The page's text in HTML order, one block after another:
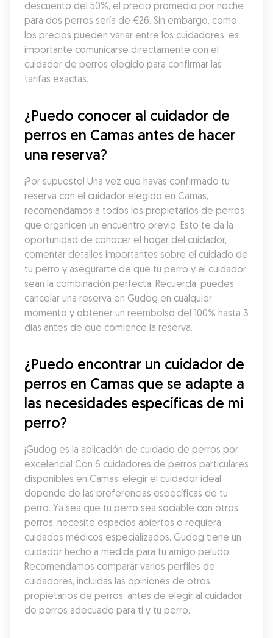
descuento del 50%, el precio promedio por noche
para dos perros sería de €26. Sin embargo, como
los precios pueden variar entre los cuidadores, es
importante comunicarse directamente con el
cuidador de perros elegido para confirmar las
tarifas exactas.
¿Puedo conocer al cuidador de
perros en Camas antes de hacer
una reserva?
¡Por supuesto! Una vez que hayas confirmado tu
reserva con el cuidador elegido en Camas,
recomendamos a todos los propietarios de perros
que organicen un encuentro previo. Esto te da la
oportunidad de conocer el hogar del cuidador,
comentar detalles importantes sobre el cuidado de
tu perro y asegurarte de que tu perro y el cuidador
sean la combinación perfecta. Recuerda, puedes
cancelar una reserva en Gudog en cualquier
momento y obtener un reembolso del 100% hasta 3
días antes de que comience la reserva.
¿Puedo encontrar un cuidador de
perros en Camas que se adapte a
las necesidades específicas de mi
perro?
¡Gudog es la aplicación de cuidado de perros por
excelencia! Con 6 cuidadores de perros particulares
disponibles en Camas, elegir el cuidador ideal
depende de las preferencias específicas de tu
perro. Ya sea que tu perro sea sociable con otros
perros, necesite espacios abiertos o requiera
cuidados médicos especializados, Gudog tiene un
cuidador hecho a medida para tu amigo peludo.
Recomendamos comparar varios perfiles de
cuidadores, incluidas las opiniones de otros
propietarios de perros, antes de elegir al cuidador
de perros adecuado para ti y tu perro.